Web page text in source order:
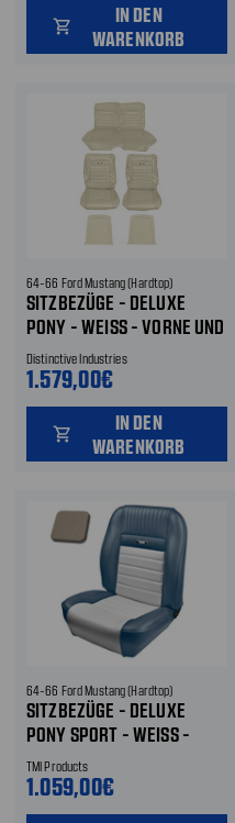
shopping_cart
IN DEN
WARENKORB
64-66 Ford Mustang (Hardtop)
SITZBEZÜGE - DELUXE
PONY - WEISS - VORNE UND H
INTEN
Distinctive Industries
1.579,00€
shopping_cart
IN DEN
WARENKORB
64-66 Ford Mustang (Hardtop)
SITZBEZÜGE - DELUXE
PONY SPORT - WEISS - V
ORNE UND HINTEN
TMI Products
1.059,00€